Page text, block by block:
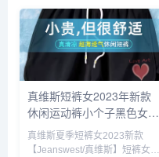
事书，精美盒装，带数据线可充
电，点读即可发声。内容生动有
趣，宝妈必备亲子读物，提升宝
宝动...
真维斯短裤女2023年新款
休闲运动裤小个子黑色女裤
夏季薄款裤子C_女装/女士
精品
真维斯夏季短裤女2023新款
【Jeanswest/真维斯】短裤女